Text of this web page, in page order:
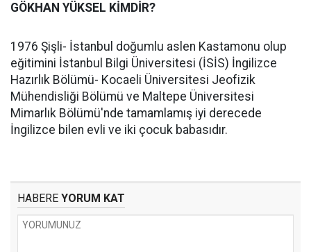
GÖKHAN YÜKSEL KİMDİR?
1976 Şişli- İstanbul doğumlu aslen Kastamonu olup
eğitimini İstanbul Bilgi Üniversitesi (İSİS) İngilizce
Hazırlık Bölümü- Kocaeli Üniversitesi Jeofizik
Mühendisliği Bölümü ve Maltepe Üniversitesi
Mimarlık Bölümü'nde tamamlamış iyi derecede
İngilizce bilen evli ve iki çocuk babasıdır.
HABERE YORUM KAT